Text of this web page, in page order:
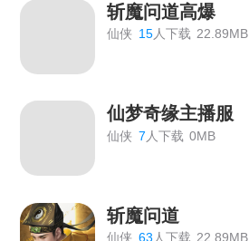
斩魔问道高爆
仙侠 15人下载 22.89MB
仙梦奇缘主播服
仙侠 7 人下载 0MB
斩魔问道
仙侠 63人下载 22.89MB